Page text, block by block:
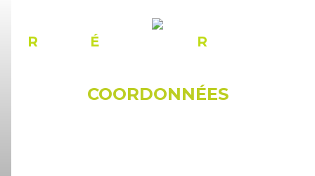
R ÉCONOMIQUE R
COORDONNÉES